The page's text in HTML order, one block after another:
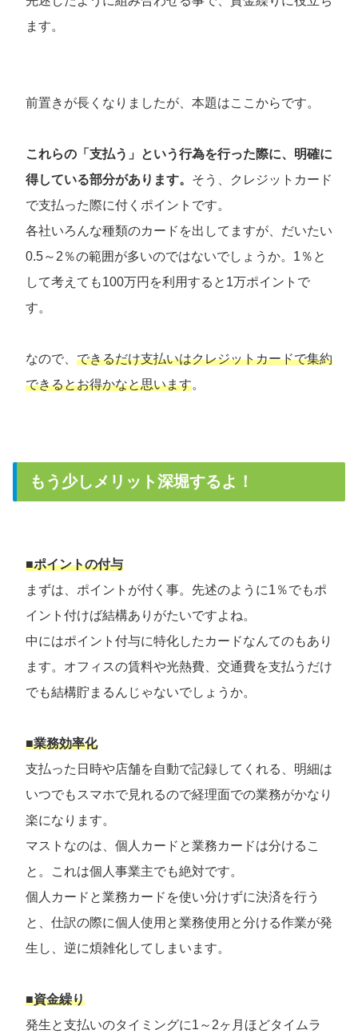
ます。
前置きが長くなりましたが、本題はここからです。
これらの「支払う」という行為を行った際に、明確に
得している部分があります。 そう、クレジットカード
で支払った際に付くポイントです。
各社いろんな種類のカードを出してますが、だいたい
0.5～2％の範囲が多いのではないでしょうか。1％と
して考えても100万円を利用すると1万ポイントで
す。
なので、 できるだけ支払いはクレジットカードで集約
できるとお得かなと思います。
もう少しメリット深堀するよ！
■ポイントの付与
まずは、ポイントが付く事。先述のように1％でもポ
イント付けば結構ありがたいですよね。
中にはポイント付与に特化したカードなんてのもあり
ます。オフィスの賃料や光熱費、交通費を支払うだけ
でも結構貯まるんじゃないでしょうか。
■業務効率化
支払った日時や店舗を自動で記録してくれる、明細は
いつでもスマホで見れるので経理面での業務がかなり
楽になります。
マストなのは、個人カードと業務カードは分けるこ
と。これは個人事業主でも絶対です。
個人カードと業務カードを使い分けずに決済を行う
と、仕訳の際に個人使用と業務使用と分ける作業が発
生し、逆に煩雑化してしまいます。
■資金繰り
発生と支払いのタイミングに1～2ヶ月ほどタイムラ